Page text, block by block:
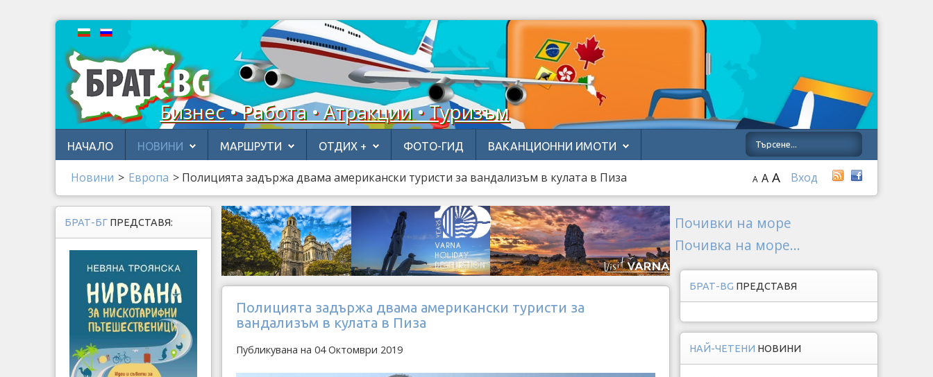
Бизнес • Работа • Атракции • Туризъм
НАЧАЛО НОВИНИ МАРШРУТИ ОТДИХ + ФОТО-ГИД ВАКАНЦИОННИ ИМОТИ
Новини > Европа > Полицията задържа двама американски туристи за вандализъм в кулата в Пиза Вход
A A A
Полицията задържа двама американски туристи за
вандализъм в кулата в Пиза
Публикувана на 04 Октомври 2019
БРАТ-БГ ПРЕДСТАВЯ:
Почивки на море
Почивка на море...
БРАТ-BG ПРЕДСТАВЯ
НАЙ-ЧЕТЕНИ НОВИНИ